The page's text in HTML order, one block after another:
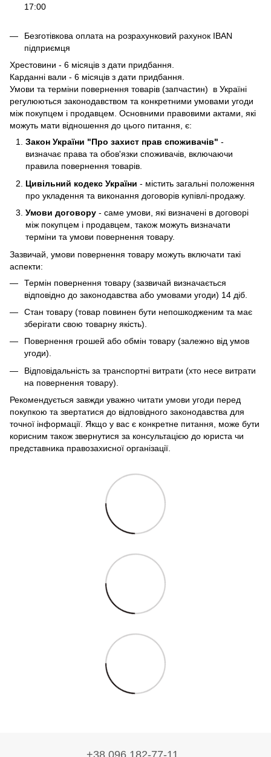
17:00
Безготівкова оплата на розрахунковий рахунок IBAN
підприємця
Хрестовини - 6 місяців з дати придбання.
Карданні вали - 6 місяців з дати придбання.
Умови та терміни повернення товарів (запчастин) в Україні
регулюються законодавством та конкретними умовами угоди
між покупцем і продавцем. Основними правовими актами, які
можуть мати відношення до цього питання, є:
Закон України "Про захист прав споживачів" -
визначає права та обов'язки споживачів, включаючи
правила повернення товарів.
Цивільний кодекс України - містить загальні положення
про укладення та виконання договорів купівлі-продажу.
Умови договору - саме умови, які визначені в договорі
між покупцем і продавцем, також можуть визначати
терміни та умови повернення товару.
Зазвичай, умови повернення товару можуть включати такі
аспекти:
Термін повернення товару (зазвичай визначається
відповідно до законодавства або умовами угоди) 14 діб.
Стан товару (товар повинен бути непошкодженим та має
зберігати свою товарну якість).
Повернення грошей або обмін товару (залежно від умов
угоди).
Відповідальність за транспортні витрати (хто несе витрати
на повернення товару).
Рекомендується завжди уважно читати умови угоди перед
покупкою та звертатися до відповідного законодавства для
точної інформації. Якщо у вас є конкретне питання, може бути
корисним також звернутися за консультацією до юриста чи
представника правозахисної організації.